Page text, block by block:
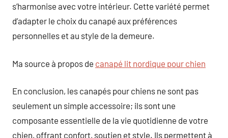
s’harmonise avec votre intérieur. Cette variété permet
d’adapter le choix du canapé aux préférences
personnelles et au style de la demeure.
Ma source à propos de canapé lit nordique pour chien
En conclusion, les canapés pour chiens ne sont pas
seulement un simple accessoire; ils sont une
composante essentielle de la vie quotidienne de votre
chien, offrant confort, soutien et style. Ils permettent à